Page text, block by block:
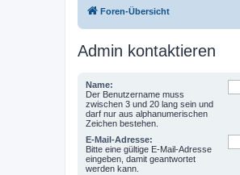
Foren-Übersicht
Admin kontaktieren
Name:
Der Benutzername muss
zwischen 3 und 20 lang sein und
darf nur aus alphanumerischen
Zeichen bestehen.
E-Mail-Adresse:
Bitte eine gültige E-Mail-Adresse
eingeben, damit geantwortet
werden kann.